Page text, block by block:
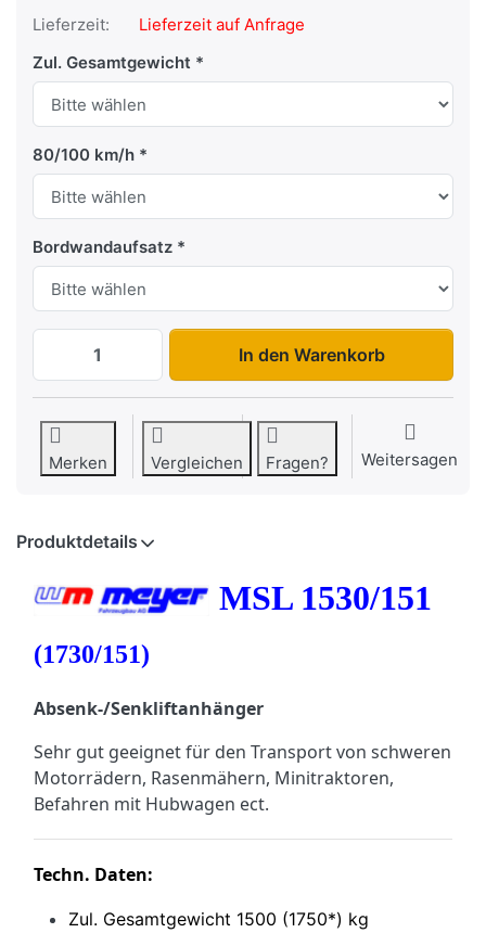
Lieferzeit:
Lieferzeit auf Anfrage
Zul. Gesamtgewicht
80/100 km/h
Bordwandaufsatz
MSL 1530/151 (1730/151) zu 5.365,00 €,
In den Warenkorb
Merken Vergleichen Fragen? Weitersagen
Produktdetails
MSL 1530/151
(1730/151)
Absenk-/Senkliftanhänger
Sehr gut geeignet für den Transport von schweren
Motorrädern, Rasenmähern, Minitraktoren,
Befahren mit Hubwagen ect.
Techn. Daten:
Zul. Gesamtgewicht 1500 (1750*) kg